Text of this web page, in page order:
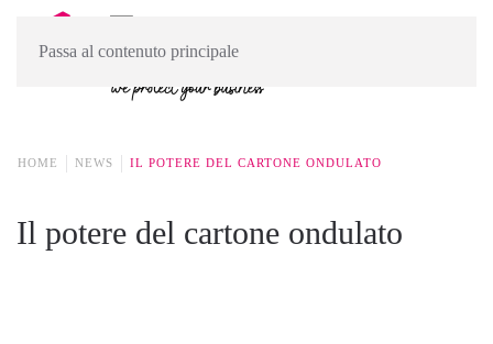
Passa al contenuto principale
HOME NEWS IL POTERE DEL CARTONE ONDULATO
Il potere del cartone ondulato